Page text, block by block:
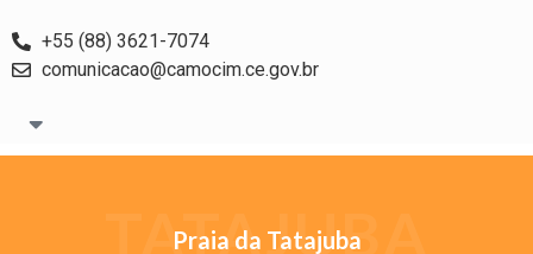
+55 (88) 3621-7074
comunicacao@camocim.ce.gov.br
TATAJUBA
Praia da Tatajuba